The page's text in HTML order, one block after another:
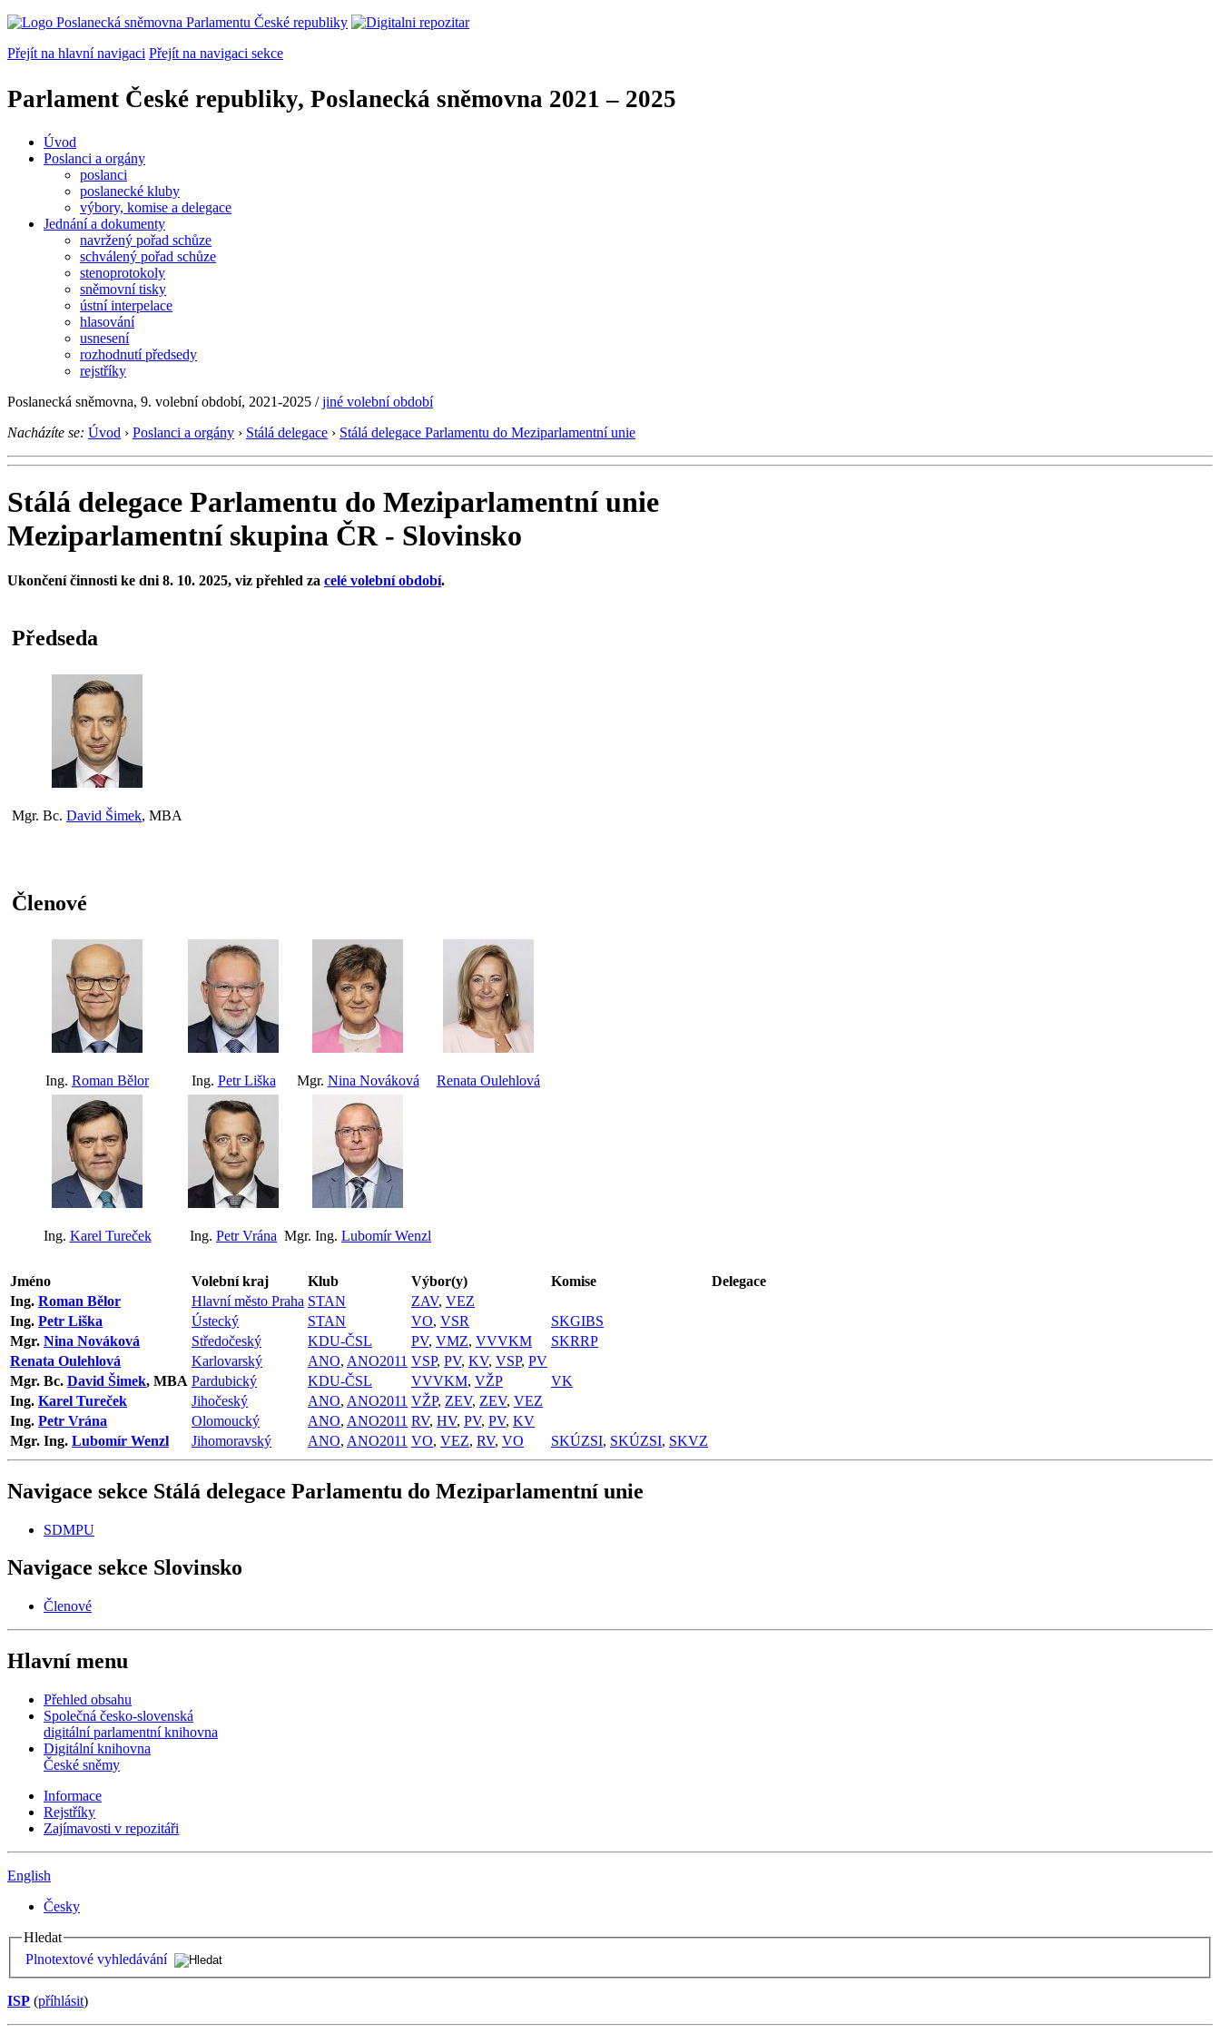
Přejít na hlavní navigaci Přejít na navigaci sekce
Parlament České republiky, Poslanecká sněmovna 2021 – 2025
Úvod
Poslanci a orgány
poslanci
poslanecké kluby
výbory, komise a delegace
Jednání a dokumenty
navržený pořad schůze
schválený pořad schůze
stenoprotokoly
sněmovní tisky
ústní interpelace
hlasování
usnesení
rozhodnutí předsedy
rejstříky
Poslanecká sněmovna, 9. volební období, 2021-2025 /jiné volební období
Nacházíte se: Úvod › Poslanci a orgány › Stálá delegace › Stálá delegace Parlamentu do Meziparlamentní unie
Stálá delegace Parlamentu do Meziparlamentní unie
Meziparlamentní skupina ČR - Slovinsko
Ukončení činnosti ke dni 8. 10. 2025, viz přehled za celé volební období.
Předseda
Mgr. Bc. David Šimek, MBA
Členové
Ing. Roman Bělor Ing. Petr Liška Mgr. Nina Nováková Renata Oulehlová
Ing. Karel Tureček Ing. Petr Vrána Mgr. Ing. Lubomír Wenzl
Jméno Volební kraj Klub Výbor(y) Komise
Delegace
Ing. Roman Bělor Hlavní město Praha STAN ZAV, VEZ
Ing. Petr Liška Ústecký STAN VO, VSR
SKGIBS
Mgr. Nina Nováková Středočeský KDU-ČSL PV, VMZ, VVVKM
SKRRP
Renata Oulehlová
Karlovarský ANO, ANO2011 VSP, PV, KV, VSP, PV
Mgr. Bc. David Šimek, MBA Pardubický KDU-ČSL VVVKM, VŽP
VK
Ing. Karel Tureček Jihočeský ANO, ANO2011 VŽP, ZEV, ZEV, VEZ
Ing. Petr Vrána Olomoucký ANO, ANO2011 RV, HV, PV, PV, KV
Mgr. Ing. Lubomír Wenzl Jihomoravský ANO, ANO2011 VO, VEZ, RV, VO SKÚZSI, SKÚZSI, SKVZ
Navigace sekce Stálá delegace Parlamentu do Meziparlamentní unie
SDMPU
Navigace sekce Slovinsko
Členové
Hlavní menu
Přehled obsahu
Společná česko-slovenská
digitální parlamentní knihovna
Digitální knihovna
České sněmy
Informace
Rejstříky
Zajímavosti v repozitáři
English
Česky
Hledat
Plnotextové vyhledávání
ISP (příhlásit)